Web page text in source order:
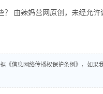
由辣妈营网原创，未经允许
《信息网络传播权保护条例》，如